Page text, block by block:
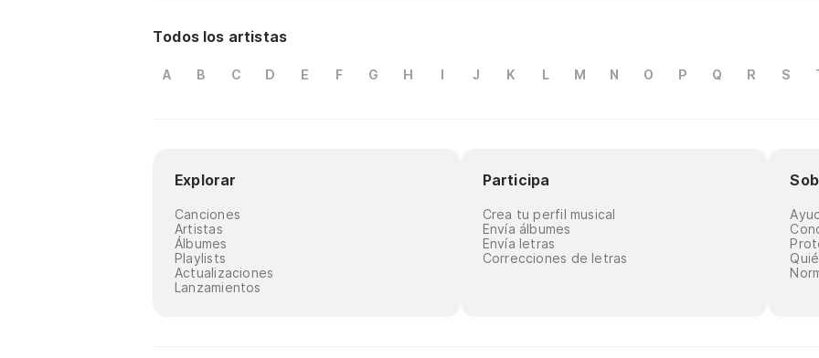
Todos los artistas
A B C D E F G H I J K L M N O P Q R S
Explorar
Canciones
Artistas
Álbumes
Playlists
Actualizaciones
Lanzamientos
Participa
Crea tu perfil musical
Envía álbumes
Envía letras
Correcciones de letras